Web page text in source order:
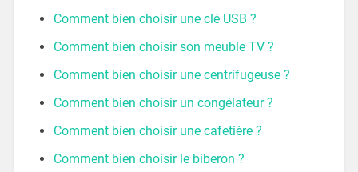
Comment bien choisir une clé USB ?
Comment bien choisir son meuble TV ?
Comment bien choisir une centrifugeuse ?
Comment bien choisir un congélateur ?
Comment bien choisir une cafetière ?
Comment bien choisir le biberon ?